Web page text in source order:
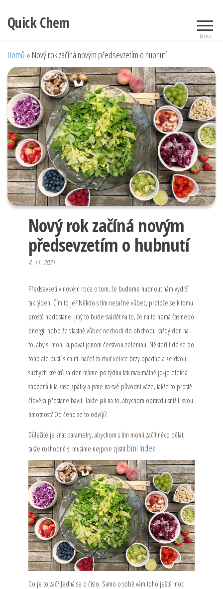
obsah
Quick Chem
Menu
Domů » Nový rok začíná novým předsevzetím o hubnutí
Nový rok začíná novým
předsevzetím o hubnutí
4. 11. 2021
Předsevzetí v novém roce o tom, že budeme hubnout nám vydrží
tak týden. Čím to je? Někdo s tím nezačne vůbec, protože se k tomu
prostě nedostane, jiný to bude svádět na to, že na to nemá čas nebo
energii nebo že vlastně vůbec nechodí do obchodu každý den na
to, aby si mohl kupovat jenom čerstvou zeleninu. Někteří lidé se do
toho ale pustí s chutí, načež ta chuť velice brzy opadne a ze dvou
suchých krekrů za den máme po týdnu tak maximálně jo-jo efekt a
shozená kila zase zpátky a jsme na své původní váze, takže to prostě
člověka přestane bavit. Takže jak na to, abychom opravdu snížili svou
hmotnost? Od čeho se to odvíjí?
Důležité je znát parametry, abychom s tím mohli začít něco dělat,
takže rozhodně si musíme nejprve zjistit bmi index.
Co je to zač? Jedná se o číslo. Samo o sobě vám toho ještě moc